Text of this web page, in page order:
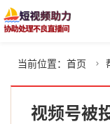
当前位置： 首页 
视频号被